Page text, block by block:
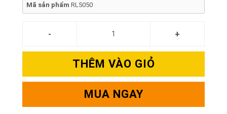
Mã sản phẩm RL5050
THÊM VÀO GIỎ
MUA NGAY